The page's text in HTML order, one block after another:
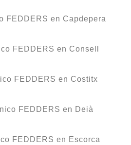
FEDDERS en Capdepera
FEDDERS en Consell
FEDDERS en Costitx
FEDDERS en Deià
FEDDERS en Escorca